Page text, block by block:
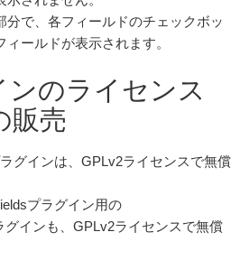
分で、各フィールドのチェックボッ
ールドが表示されます。
ンのライセンス
販売
グインは、GPLv2ライセンスで無償
プラグイン用の
グインも、GPLv2ライセンスで無償